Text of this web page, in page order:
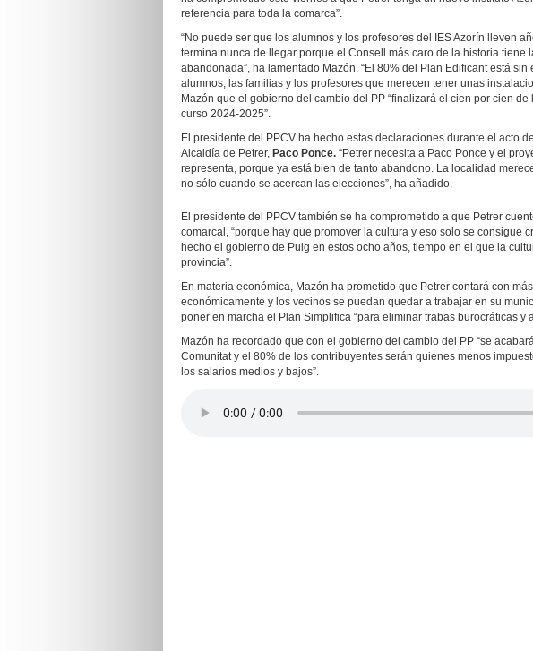
referencia para toda la comarca”.
“No puede ser que los alumnos y los profesores del IES Azorín lleven
termina nunca de llegar porque el Consell más caro de la historia tiene
abandonada”, ha lamentado Mazón. “El 80% del Plan Edificant está
alumnos, las familias y los profesores que merecen tener unas
Mazón que el gobierno del cambio del PP “finalizará el cien por cien de
curso 2024-2025”.
El presidente del PPCV ha hecho estas declaraciones durante el acto
Alcaldía de Petrer, Paco Ponce. “Petrer necesita a Paco Ponce y el
representa, porque ya está bien de tanto abandono. La localidad
no sólo cuando se acercan las elecciones”, ha añadido.
El presidente del PPCV también se ha comprometido a que Petrer
comarcal, “porque hay que promover la cultura y eso solo se consigue
hecho el gobierno de Puig en estos ocho años, tiempo en el que la
provincia”.
En materia económica, Mazón ha prometido que Petrer contará con
económicamente y los vecinos se puedan quedar a trabajar en su
poner en marcha el Plan Simplifica “para eliminar trabas burocráticas y
Mazón ha recordado que con el gobierno del cambio del PP “se
Comunitat y el 80% de los contribuyentes serán quienes menos
los salarios medios y bajos”.